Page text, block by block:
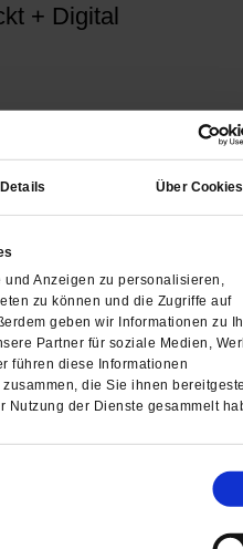
Details Über Cookies
Anzeigen zu personalisieren,
zu können und die Zugriffe auf
geben wir Informationen zu
Partner für soziale Medien,
führen diese Informationen
die Sie ihnen
Nutzung der Dienste gesammelt
+ Digital
1 € testen